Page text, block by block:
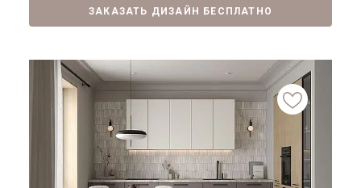
ЗАКАЗАТЬ ДИЗАЙН БЕСПЛАТНО